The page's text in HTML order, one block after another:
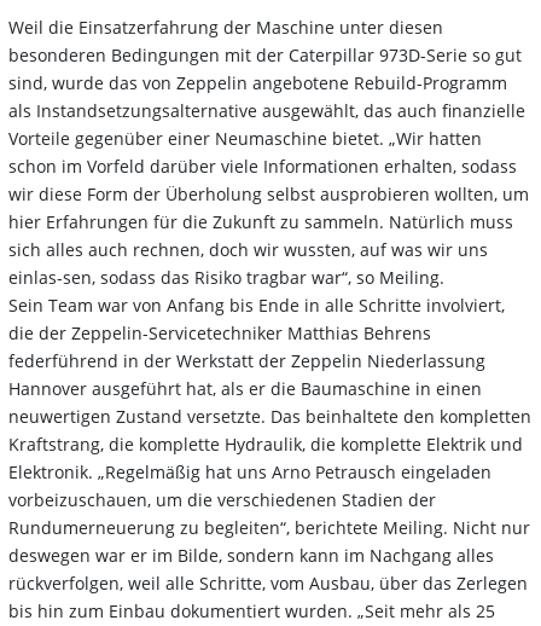
Weil die Einsatzerfahrung der Maschine unter diesen
besonderen Bedingungen mit der Caterpillar 973D-Serie so gut
sind, wurde das von Zeppelin angebotene Rebuild-Programm
als Instandsetzungsalternative ausgewählt, das auch finanzielle
Vorteile gegenüber einer Neumaschine bietet. „Wir hatten
schon im Vorfeld darüber viele Informationen erhalten, sodass
wir diese Form der Überholung selbst ausprobieren wollten, um
hier Erfahrungen für die Zukunft zu sammeln. Natürlich muss
sich alles auch rechnen, doch wir wussten, auf was wir uns
einlas-sen, sodass das Risiko tragbar war“, so Meiling.
Sein Team war von Anfang bis Ende in alle Schritte involviert,
die der Zeppelin-Servicetechniker Matthias Behrens
federführend in der Werkstatt der Zeppelin Niederlassung
Hannover ausgeführt hat, als er die Baumaschine in einen
neuwertigen Zustand versetzte. Das beinhaltete den kompletten
Kraftstrang, die komplette Hydraulik, die komplette Elektrik und
Elektronik. „Regelmäßig hat uns Arno Petrausch eingeladen
vorbeizuschauen, um die verschiedenen Stadien der
Rundumerneuerung zu begleiten“, berichtete Meiling. Nicht nur
deswegen war er im Bilde, sondern kann im Nachgang alles
rückverfolgen, weil alle Schritte, vom Ausbau, über das Zerlegen
bis hin zum Einbau dokumentiert wurden. „Seit mehr als 25